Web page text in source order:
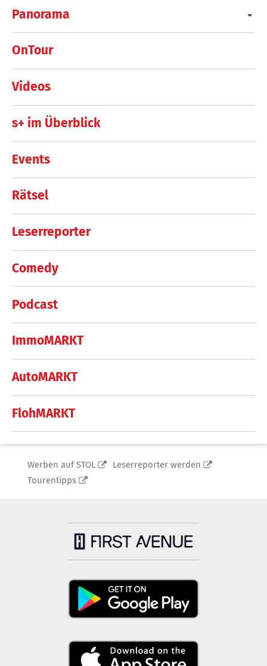
Panorama
OnTour
Videos
s+ im Überblick
Events
Rätsel
Leserreporter
Comedy
Podcast
ImmoMARKT
AutoMARKT
FlohMARKT
Werben auf STOL
Leserreporter werden
Tourentipps